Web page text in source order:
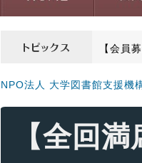
【会員
NPO法人 大学図書館支援機
【全回